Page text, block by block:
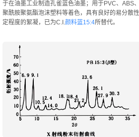
于在油墨工业制造孔雀蓝色油墨；用于PVC、ABS
聚酰胺聚氨酯泡沫塑料等着色，具有良好的易分散
定程度的絮凝，已为C.I.颜料蓝15:4所替代。